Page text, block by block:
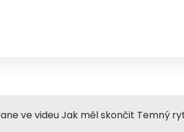
ve videu Jak měl skončit Temný